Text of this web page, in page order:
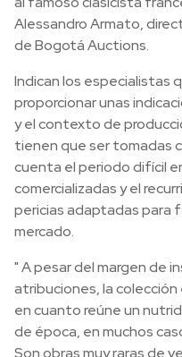
Alessandro Armato,
de Bogotá Auctions.
Indican los especialistas
proporcionar unas
y el contexto de
tienen que ser tomadas
cuenta el periodo difícil
comercializadas y el
pericias adaptadas para
mercado.
" A pesar del margen de
atribuciones, la
en cuanto reúne un
de época, en muchos
Son obras muy raras de